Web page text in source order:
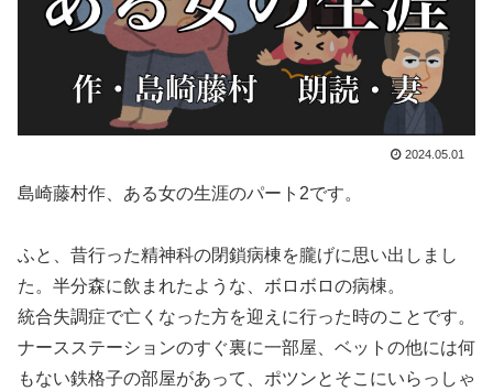
2024.05.01
島崎藤村作、ある女の生涯のパート2です。
ふと、昔行った精神科の閉鎖病棟を朧げに思い出しまし
た。半分森に飲まれたような、ボロボロの病棟。
統合失調症で亡くなった方を迎えに行った時のことです。
ナースステーションのすぐ裏に一部屋、ベットの他には何
もない鉄格子の部屋があって、ポツンとそこにいらっしゃ